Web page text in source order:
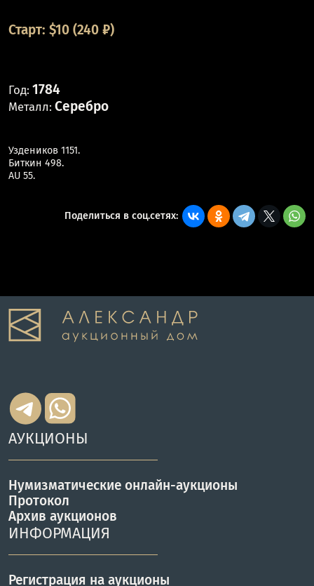
Старт: $10(240 ₽)
Год: 1784
Металл: Серебро
Уздеников 1151.
Биткин 498.
AU 55.
Поделиться в соц.сетях:
АУКЦИОНЫ
Нумизматические онлайн-аукционы
Протокол
Архив аукционов
ИНФОРМАЦИЯ
Регистрация на аукционы